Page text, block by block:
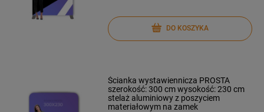
DO KOSZYKA
Ścianka wystawiennicza PROSTA
szerokość: 300 cm wysokość: 230 cm
stelaż aluminiowy z poszyciem
materiałowym na zamek